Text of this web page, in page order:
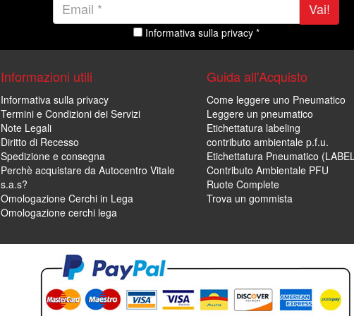
Vai!
Informativa sulla privacy *
Informazioni utili
Informativa sulla privacy
Termini e Condizioni dei Servizi
Note Legali
Diritto di Recesso
Spedizione e consegna
Perchè acquistare da Autocentro Vitale
s.a.s?
Omologazione Cerchi in Lega
Omologazione cerchi lega
Guida all'Acquisto
Come leggere uno Pneumatico
Leggere un pneumatico
Etichettatura labeling
contributo ambientale p.f.u.
Etichettatura Pneumatico
Contributo Ambientale PFU
Ruote Complete
Trova un gommista